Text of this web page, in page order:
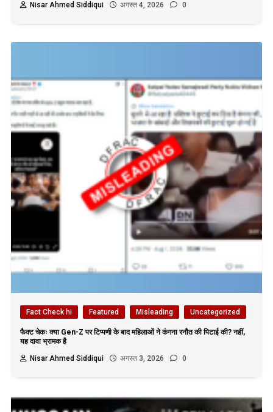
Nisar Ahmed Siddiqui
अगस्त 4, 2026 0
Fact Check hi Featured Misleading Uncategorized
फैक्ट चेकः क्या Gen-Z पर टिप्पणी के बाद महिलाओं ने कंगना रनौत की पिटाई की? नहीं,
यह दावा भ्रामक है
Nisar Ahmed Siddiqui
अगस्त 3, 2026 0